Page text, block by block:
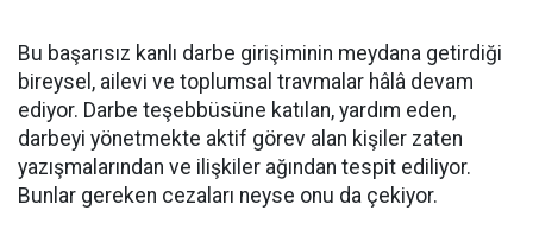
Bu başarısız kanlı darbe girişiminin meydana getirdiği
bireysel, ailevi ve toplumsal travmalar hâlâ devam
ediyor. Darbe teşebbüsüne katılan, yardım eden,
darbeyi yönetmekte aktif görev alan kişiler zaten
yazışmalarından ve ilişkiler ağından tespit ediliyor.
Bunlar gereken cezaları neyse onu da çekiyor.